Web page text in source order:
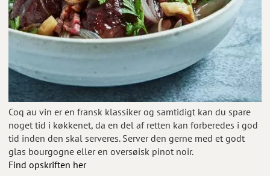
Coq au vin er en fransk klassiker og samtidigt kan du spare
noget tid i køkkenet, da en del af retten kan forberedes i god
tid inden den skal serveres. Server den gerne med et godt
glas bourgogne eller en oversøisk pinot noir.
Find opskriften her